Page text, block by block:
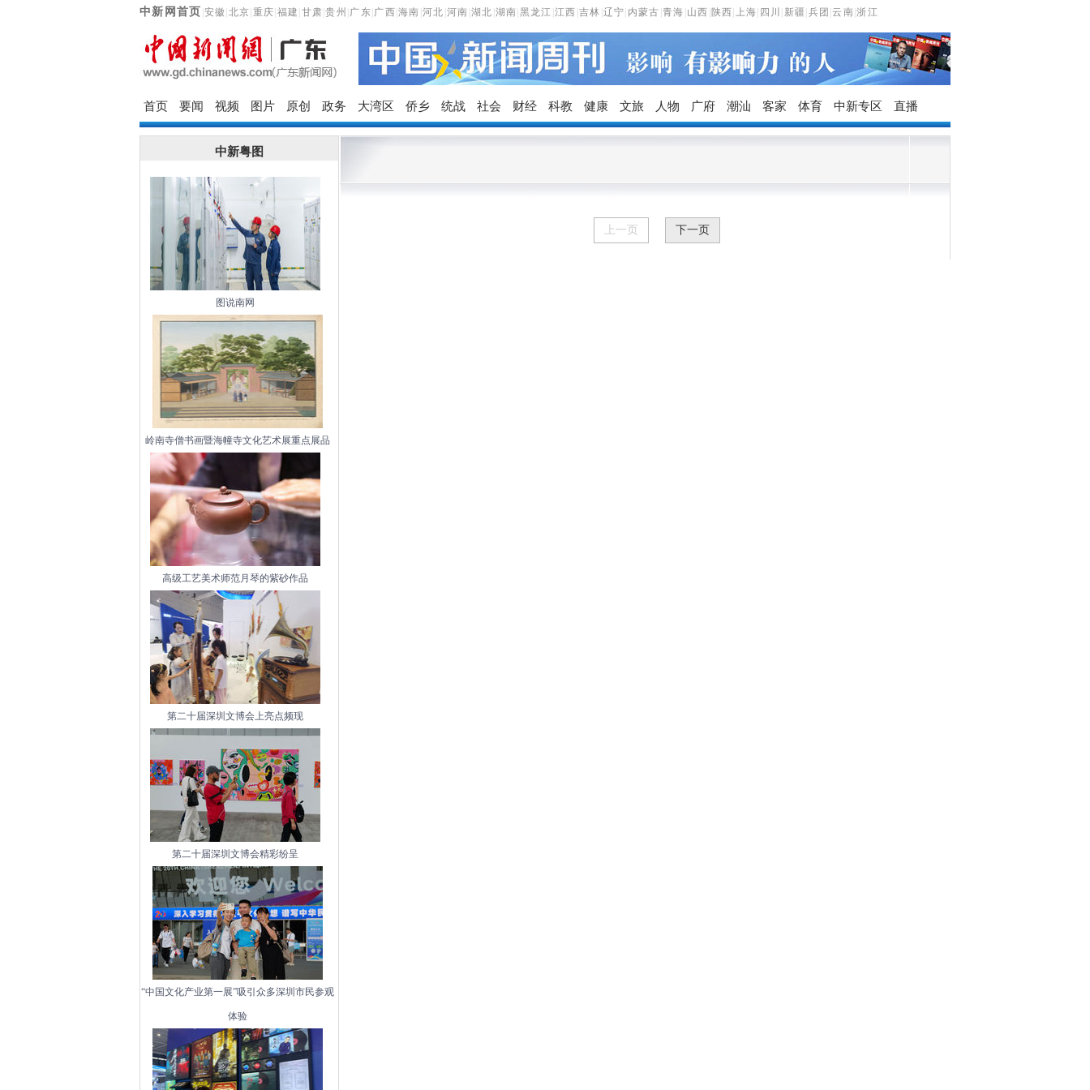
中新网首页 安徽 北京 重庆 福建 甘肃 |贵州 广东 广西 |海南 |河北 |河南 湖北 湖南 黑龙江 |江西 吉林 辽宁 内蒙古 青海 山西 陕西 上海 四川 新疆 兵团 |云南 |浙江
首页 要闻 视频 图片 原创 政务 大湾区 侨乡 统战 社会 财经 科教 健康 文旅 人物 广府 潮汕 客家 体育 中新专区 直播
中新粤图
图说南网
岭南寺僧书画暨海幢寺文化艺术展重点展品
高级工艺美术师范月琴的紫砂作品
第二十届深圳文博会上亮点频现
第二十届深圳文博会精彩纷呈
“中国文化产业第一展”吸引众多深圳市民参观
体验
上一页 下一页